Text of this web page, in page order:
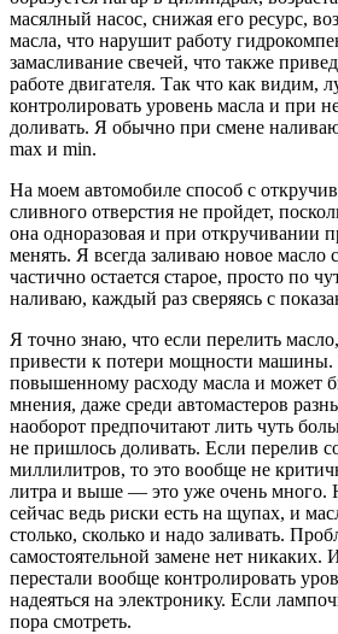
масялный насос, снижая его ресурс,
масла, что нарушит работу
замасливание свечей, что также
работе двигателя. Так что как видим,
контролировать уровень масла и при
доливать. Я обычно при смене
max и min.
На моем автомобиле способ с
сливного отверстия не пройдет,
она одноразовая и при откручивании
менять. Я всегда заливаю новое масло
частично остается старое, просто по
наливаю, каждый раз сверяясь с
Я точно знаю, что если перелить
привести к потери мощности машины.
повышенному расходу масла и может
мнения, даже среди автомастеров
наоборот предпочитают лить чуть
не пришлось доливать. Если перелив
миллилитров, то это вообще не
литра и выше — это уже очень много.
сейчас ведь риски есть на щупах, и
столько, сколько и надо заливать.
самостоятельной замене нет никаких.
перестали вообще контролировать
надеяться на электронику. Если
пора смотреть.